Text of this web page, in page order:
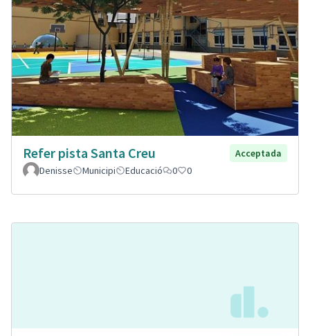
Refer pista Santa Creu
Acceptada
Denisse
Municipi Educació 0 0